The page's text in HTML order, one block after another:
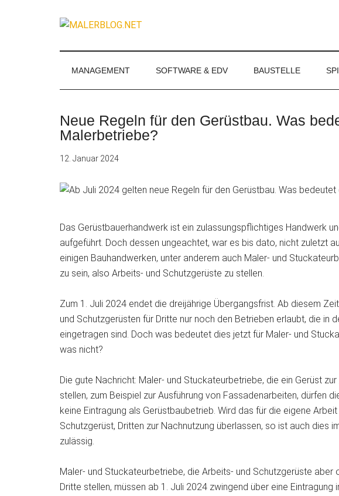
MALERBLOG.NET
Magazin
Stuckateure
MANAGEMENT SOFTWARE & EDV BAUSTELLE
Neue Regeln für den Gerüstbau. Was
Malerbetriebe?
12. Januar 2024
Das Gerüstbauerhandwerk ist ein zulassungspflichtiges Handwerk
aufgeführt. Doch dessen ungeachtet, war es bis dato, nicht zuletzt
einigen Bauhandwerken, unter anderem auch Maler- und
zu sein, also Arbeits- und Schutzgerüste zu stellen.
Zum 1. Juli 2024 endet die dreijährige Übergangsfrist. Ab diesem
und Schutzgerüsten für Dritte nur noch den Betrieben erlaubt, die in
eingetragen sind. Doch was bedeutet dies jetzt für Maler- und
was nicht?
Die gute Nachricht: Maler- und Stuckateurbetriebe, die ein Gerüst
stellen, zum Beispiel zur Ausführung von Fassadenarbeiten, dürfen
keine Eintragung als Gerüstbaubetrieb. Wird das für die eigene
Schutzgerüst, Dritten zur Nachnutzung überlassen, so ist auch dies
zulässig.
Maler- und Stuckateurbetriebe, die Arbeits- und Schutzgerüste aber
Dritte stellen, müssen ab 1. Juli 2024 zwingend über eine Eintragung